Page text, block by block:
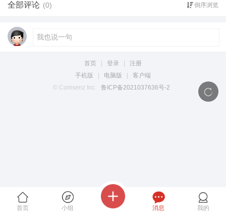
全部评论 (0) 倒序浏览
首页 登录
注册
手机版
电脑版
客户端
© Comsenz Inc.
鲁ICP备2021037636号-2
首页 小组 消息 我的